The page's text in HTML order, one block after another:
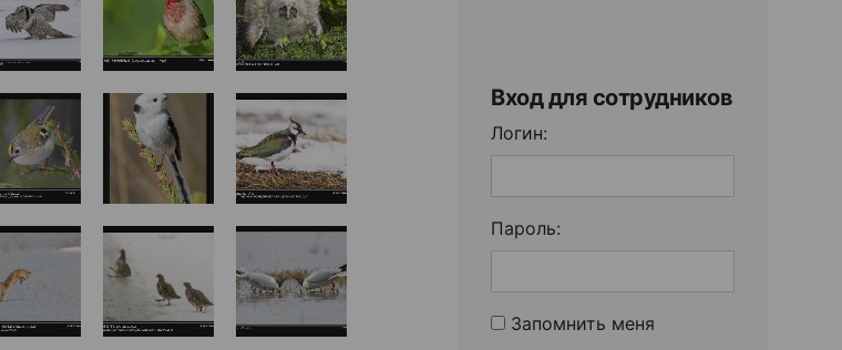
Вход для сотрудников
Логин:
Пароль:
Запомнить меня